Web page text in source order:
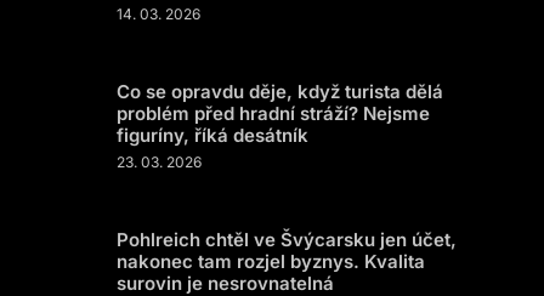
14. 03. 2026
Co se opravdu děje, když turista dělá
problém před hradní stráží? Nejsme
figuríny, říká desátník
23. 03. 2026
Pohlreich chtěl ve Švýcarsku jen účet,
nakonec tam rozjel byznys. Kvalita
surovin je nesrovnatelná